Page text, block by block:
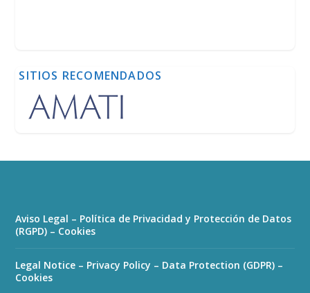
SITIOS RECOMENDADOS
Aviso Legal – Política de Privacidad y Protección de Datos
(RGPD) – Cookies
Legal Notice – Privacy Policy – Data Protection (GDPR) –
Cookies